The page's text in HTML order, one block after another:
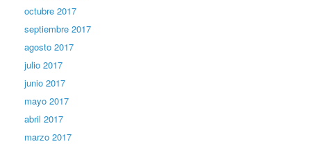
octubre 2017
septiembre 2017
agosto 2017
julio 2017
junio 2017
mayo 2017
abril 2017
marzo 2017